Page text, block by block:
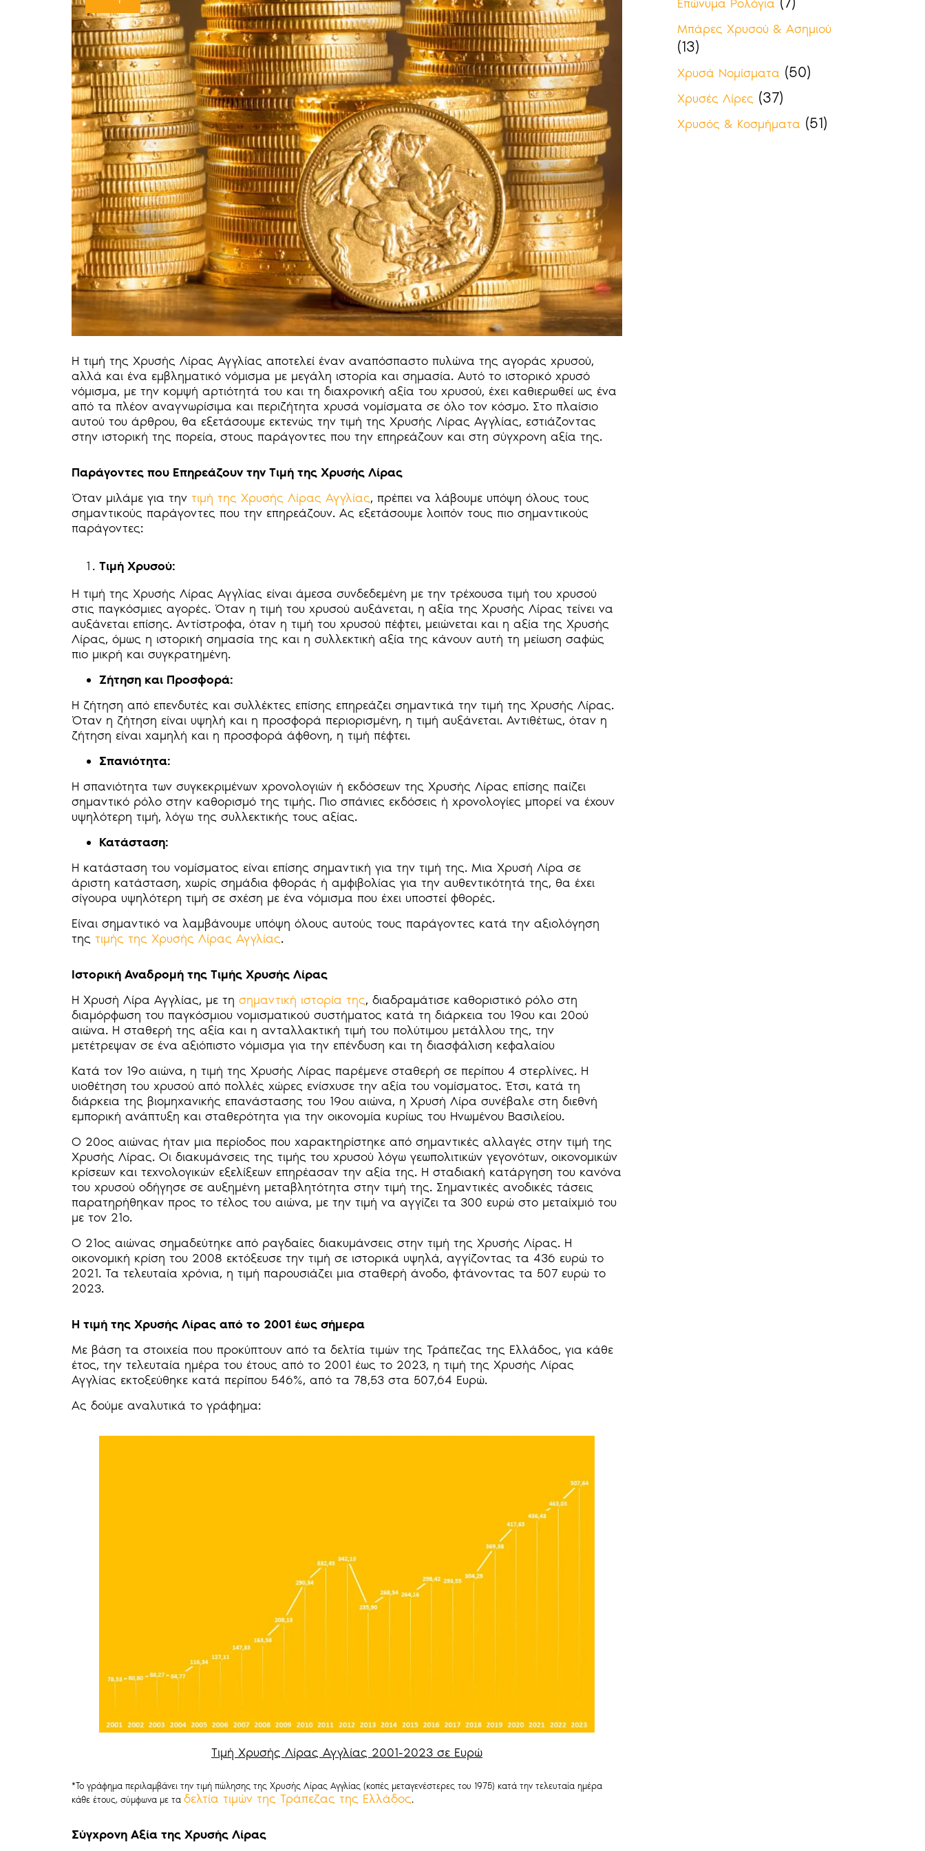
Η τιμή της Χρυσής Λίρας Αγγλίας αποτελεί έναν αναπόσπαστο πυλώνα της αγοράς χρυσού,
αλλά και ένα εμβληματικό νόμισμα με μεγάλη ιστορία και σημασία. Αυτό το ιστορικό χρυσό
νόμισμα, με την κομψή αρτιότητά του και τη διαχρονική αξία του χρυσού, έχει καθιερωθεί ως ένα
από τα πλέον αναγνωρίσιμα και περιζήτητα χρυσά νομίσματα σε όλο τον κόσμο. Στο πλαίσιο
αυτού του άρθρου, θα εξετάσουμε εκτενώς την τιμή της Χρυσής Λίρας Αγγλίας, εστιάζοντας
στην ιστορική της πορεία, στους παράγοντες που την επηρεάζουν και στη σύγχρονη αξία της.
Παράγοντες που Επηρεάζουν την Τιμή της Χρυσής Λίρας
Όταν μιλάμε για την τιμή της Χρυσής Λίρας Αγγλίας, πρέπει να λάβουμε υπόψη όλους τους
σημαντικούς παράγοντες που την επηρεάζουν. Ας εξετάσουμε λοιπόν τους πιο σημαντικούς
παράγοντες:
Τιμή Χρυσού:
Η τιμή της Χρυσής Λίρας Αγγλίας είναι άμεσα συνδεδεμένη με την τρέχουσα τιμή του χρυσού
στις παγκόσμιες αγορές. Όταν η τιμή του χρυσού αυξάνεται, η αξία της Χρυσής Λίρας τείνει να
αυξάνεται επίσης. Αντίστροφα, όταν η τιμή του χρυσού πέφτει, μειώνεται και η αξία της Χρυσής
Λίρας, όμως η ιστορική σημασία της και η συλλεκτική αξία της κάνουν αυτή τη μείωση σαφώς
πιο μικρή και συγκρατημένη.
Ζήτηση και Προσφορά:
Η ζήτηση από επενδυτές και συλλέκτες επίσης επηρεάζει σημαντικά την τιμή της Χρυσής Λίρας.
Όταν η ζήτηση είναι υψηλή και η προσφορά περιορισμένη, η τιμή αυξάνεται. Αντιθέτως, όταν η
ζήτηση είναι χαμηλή και η προσφορά άφθονη, η τιμή πέφτει.
Σπανιότητα:
Η σπανιότητα των συγκεκριμένων χρονολογιών ή εκδόσεων της Χρυσής Λίρας επίσης παίζει
σημαντικό ρόλο στην καθορισμό της τιμής. Πιο σπάνιες εκδόσεις ή χρονολογίες μπορεί να έχουν
υψηλότερη τιμή, λόγω της συλλεκτικής τους αξίας.
Κατάσταση:
Η κατάσταση του νομίσματος είναι επίσης σημαντική για την τιμή της. Μια Χρυσή Λίρα σε
άριστη κατάσταση, χωρίς σημάδια φθοράς ή αμφιβολίας για την αυθεντικότητά της, θα έχει
σίγουρα υψηλότερη τιμή σε σχέση με ένα νόμισμα που έχει υποστεί φθορές.
Είναι σημαντικό να λαμβάνουμε υπόψη όλους αυτούς τους παράγοντες κατά την αξιολόγηση
της τιμής της Χρυσής Λίρας Αγγλίας.
Ιστορική Αναδρομή της Τιμής Χρυσής Λίρας
Η Χρυσή Λίρα Αγγλίας, με τη σημαντική ιστορία της, διαδραμάτισε καθοριστικό ρόλο στη
διαμόρφωση του παγκόσμιου νομισματικού συστήματος κατά τη διάρκεια του 19ου και 20ού
αιώνα. Η σταθερή της αξία και η ανταλλακτική τιμή του πολύτιμου μετάλλου της, την
μετέτρεψαν σε ένα αξιόπιστο νόμισμα για την επένδυση και τη διασφάλιση κεφαλαίου
Κατά τον 19ο αιώνα, η τιμή της Χρυσής Λίρας παρέμενε σταθερή σε περίπου 4 στερλίνες. Η
υιοθέτηση του χρυσού από πολλές χώρες ενίσχυσε την αξία του νομίσματος. Έτσι, κατά τη
διάρκεια της βιομηχανικής επανάστασης του 19ου αιώνα, η Χρυσή Λίρα συνέβαλε στη διεθνή
εμπορική ανάπτυξη και σταθερότητα για την οικονομία κυρίως του Ηνωμένου Βασιλείου.
Ο 20ος αιώνας ήταν μια περίοδος που χαρακτηρίστηκε από σημαντικές αλλαγές στην τιμή της
Χρυσής Λίρας. Οι διακυμάνσεις της τιμής του χρυσού λόγω γεωπολιτικών γεγονότων, οικονομικών
κρίσεων και τεχνολογικών εξελίξεων επηρέασαν την αξία της. Η σταδιακή κατάργηση του κανόνα
του χρυσού οδήγησε σε αυξημένη μεταβλητότητα στην τιμή της. Σημαντικές ανοδικές τάσεις
παρατηρήθηκαν προς το τέλος του αιώνα, με την τιμή να αγγίζει τα 300 ευρώ στο μεταίχμιό του
με τον 21ο.
Ο 21ος αιώνας σημαδεύτηκε από ραγδαίες διακυμάνσεις στην τιμή της Χρυσής Λίρας. Η
οικονομική κρίση του 2008 εκτόξευσε την τιμή σε ιστορικά υψηλά, αγγίζοντας τα 436 ευρώ το
2021. Τα τελευταία χρόνια, η τιμή παρουσιάζει μια σταθερή άνοδο, φτάνοντας τα 507 ευρώ το
2023.
Η τιμή της Χρυσής Λίρας από το 2001 έως σήμερα
Με βάση τα στοιχεία που προκύπτουν από τα δελτία τιμών της Τράπεζας της Ελλάδος, για κάθε
έτος, την τελευταία ημέρα του έτους από το 2001 έως το 2023, η τιμή της Χρυσής Λίρας
Αγγλίας εκτοξεύθηκε κατά περίπου 546%, από τα 78,53 στα 507,64 Ευρώ.
Ας δούμε αναλυτικά το γράφημα:
Τιμή Χρυσής Λίρας Αγγλίας 2001-2023 σε Ευρώ
*Το γράφημα περιλαμβάνει την τιμή πώλησης της Χρυσής Λίρας Αγγλίας (κοπές μεταγενέστερες του 1975) κατά την τελευταία ημέρα
κάθε έτους, σύμφωνα με τα δελτία τιμών της Τράπεζας της Ελλάδος.
Σύγχρονη Αξία της Χρυσής Λίρας
Επώνυμα Ρολόγια
Μπάρες Χρυσού & Ασημιού
(13)
Χρυσά Νομίσματα (50)
Χρυσές Λίρες (37)
Χρυσός & Κοσμήματα (51)